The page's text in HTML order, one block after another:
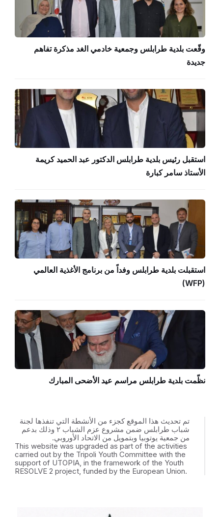
وقّعت بلدية طرابلس وجمعية خادمي الغد مذكرة تفاهم
جديدة
استقبل رئيس بلدية طرابلس الدكتور عبد الحميد كريمة
الأستاذ سامر كبارة
استقبلت بلدية طرابلس وفداً من برنامج الأغذية العالمي
(WFP)
نظّمت بلدية طرابلس مراسم عيد الأضحى المبارك
تم تحديث هذا الموقع كجزء من الأنشطة التي تنفذها لجنة
شباب طرابلس ضمن مشروع عزم الشباب ٢ وذلك بدعم
من جمعية يوتوبيا وبتمويل من الاتحاد الأوروبي.
This website was upgraded as part of the activities
carried out by the Tripoli Youth Committee with the
support of UTOPIA, in the framework of the Youth
RESOLVE 2 project, funded by the European Union.